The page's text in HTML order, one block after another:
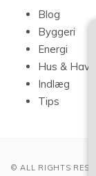
Blog
Byggeri
Energi
Hus & Have
Indlæg
Tips
© ALL RIGHTS